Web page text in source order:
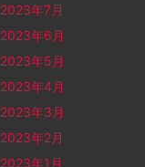
2023年7月
2023年6月
2023年5月
2023年4月
2023年3月
2023年2月
2023年1月